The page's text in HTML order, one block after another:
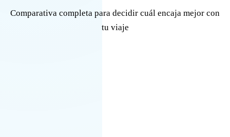
Comparativa completa para decidir cuál encaja mejor con
tu viaje